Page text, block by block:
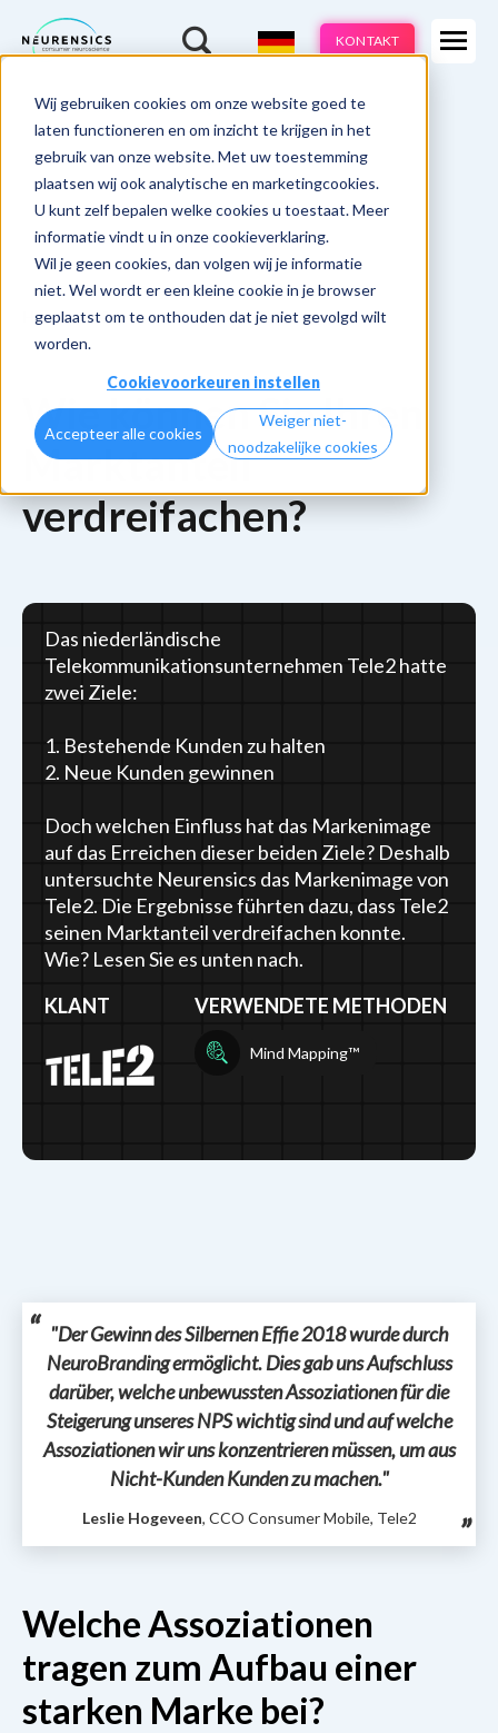
Wij gebruiken cookies om onze website goed te
laten functioneren en om inzicht te krijgen in het
gebruik van onze website. Met uw toestemming
plaatsen wij ook analytische en marketingcookies.
U kunt zelf bepalen welke cookies u toestaat. Meer
informatie vindt u in onze cookieverklaring.
Wil je geen cookies, dan volgen wij je informatie
niet. Wel wordt er een kleine cookie in je browser
geplaatst om te onthouden dat je niet gevolgd wilt
worden.
Cookievoorkeuren instellen
Accepteer alle cookies
Weiger niet-
noodzakelijke cookies
Expertisen
Branchen
Methoden
Learnings
Über uns
KONTAKT
Webinar -Do 13 aug | 10:00 - 11:00u
Home Cases Tele2 NeuroBranding
Wie können Sie Ihren
Marktanteil
verdreifachen?
Das niederländische
Telekommunikationsunternehmen Tele2 hatte
zwei Ziele:
1. Bestehende Kunden zu halten
2. Neue Kunden gewinnen
Doch welchen Einfluss hat das Markenimage
auf das Erreichen dieser beiden Ziele? Deshalb
untersuchte Neurensics das Markenimage von
Tele2. Die Ergebnisse führten dazu, dass Tele2
seinen Marktanteil verdreifachen konnte.
Wie? Lesen Sie es unten nach.
KLANT
VERWENDETE METHODEN
Mind Mapping™
"Der Gewinn des Silbernen Effie 2018 wurde durch
NeuroBranding ermöglicht. Dies gab uns Aufschluss
darüber, welche unbewussten Assoziationen für die
Steigerung unseres NPS wichtig sind und auf welche
Assoziationen wir uns konzentrieren müssen, um aus
Nicht-Kunden Kunden zu machen."
Leslie Hogeveen, CCO Consumer Mobile, Tele2
Welche Assoziationen
tragen zum Aufbau einer
starken Marke bei?